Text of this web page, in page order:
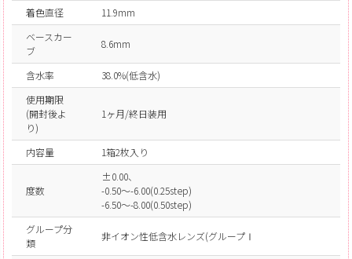
着色直径
11.9mm
ベースカー
ブ
8.6mm
含水率
38.0%(低含水)
使用期限
(開封後よ
り)
1ヶ月/終日装用
内容量 1箱2枚入り
度数
±0.00、
-0.50～-6.00(0.25step)
-6.50～-8.00(0.50step)
グループ分
類
非イオン性低含水レンズ(グループⅠ